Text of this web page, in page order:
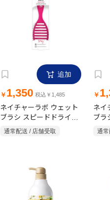
追加
￥ 1,350 税込￥1,485
ネイチャーラボ ウェット
ブラシ スピードドライピ
ンク
通常配送 / 店舗受取
￥
ネイ
ブラ
ラー
通常